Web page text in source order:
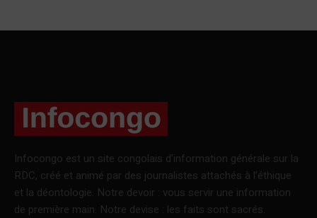
Infocongo est un site congolais d’information générale sur la
RDC, créé et animé par des journalistes attachés à l’éthique
et la déontologie. Notre devoir : vous servir une information
de première main. Notre devise : les faits sont sacrés.